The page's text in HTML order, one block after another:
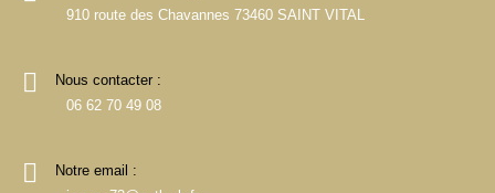
910 route des Chavannes 73460 SAINT VITAL
Nous contacter :
06 62 70 49 08
Notre email :